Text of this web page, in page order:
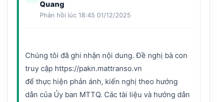
Quang
Phản hồi lúc 18:45 01/12/2025
Chúng tôi đã ghi nhận nội dung. Đề nghị bà con
truy cập https://pakn.mattranso.vn
để thực hiện phản ánh, kiến nghị theo hướng
dẫn của Ủy ban MTTQ. Các tài liệu và hướng dẫn